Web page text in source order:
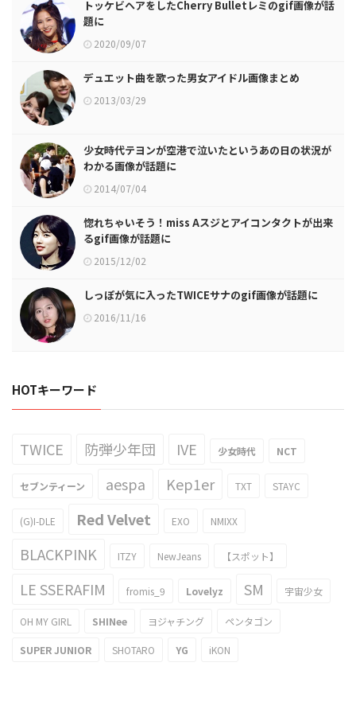
トッケビヘアをしたCherry Bulletレミのgif画像が話
題に
2020/09/07
デュエット曲を歌った男女アイドル画像まとめ
2013/03/29
少女時代テヨンが空港で泣いたというあの日の状況が
わかる画像が話題に
2014/07/04
惚れちゃいそう！miss Aスジとアイコンタクトが出来
るgif画像が話題に
2015/12/02
しっぽが気に入ったTWICEサナのgif画像が話題に
2016/11/16
HOTキーワード
TWICE 防弾少年団 IVE 少女時代 NCT
セブンティーン aespa Kep1er TXT STAYC
(G)I-DLE Red Velvet EXO NMIXX
BLACKPINK ITZY NewJeans 【スポット】
LE SSERAFIM fromis_9 Lovelyz SM 宇宙少女
OH MY GIRL SHINee ヨジャチング ペンタゴン
SUPER JUNIOR SHOTARO YG iKON